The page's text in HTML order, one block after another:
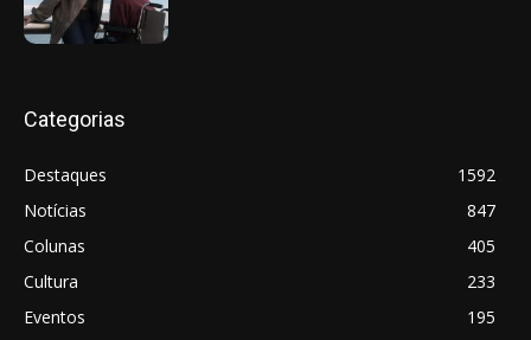
Categorias
Destaques
1592
Notícias
847
Colunas
405
Cultura
233
Eventos
195